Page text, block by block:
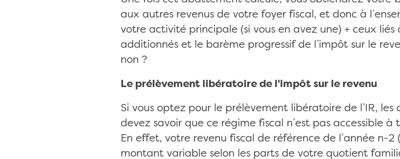
aux autres revenus de votre foyer fiscal, et donc à
votre activité principale (si vous en avez une) + ceux
additionnés et le barème progressif de l’impôt sur le
non ?
Le prélèvement libératoire de l'impôt sur le revenu
Si vous optez pour le prélèvement libératoire de l’IR,
devez savoir que ce régime fiscal n’est pas accessible
En effet, votre revenu fiscal de référence de l’année n-
montant variable selon les parts de votre quotient